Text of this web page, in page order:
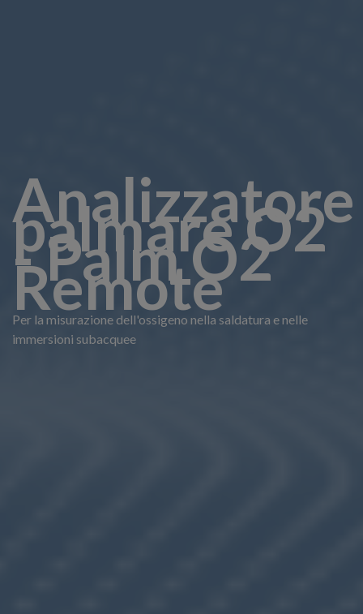
Analizzatore
palmare O2
- Palm O2
Remote
Per la misurazione dell'ossigeno nella saldatura e nelle
immersioni subacquee